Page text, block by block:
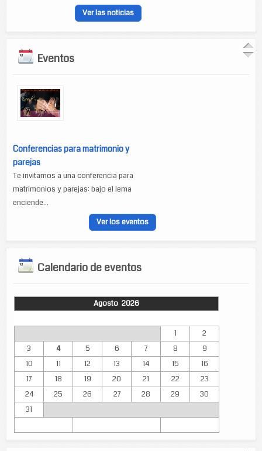
Ver las noticias
Eventos
Conferencias para matrimonio y
parejas
Te invitamos a una conferencia para
matrimonios y parejas: bajo el lema
enciende...
Ver los eventos
Calendario de eventos
Agosto 2026
1
2
3
4 5 6 7 8
9
10
11 12 13 14 15
16
17
18 19 20 21 22
23
24
25 26 27 28 29
30
31